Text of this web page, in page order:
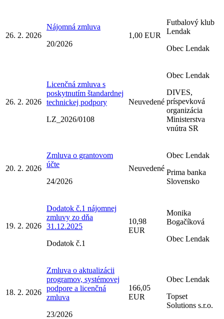
26. 2. 2026
Nájomná zmluva
20/2026
1,00 EUR
Futbalový klub
Lendak
Obec Lendak
26. 2. 2026
Licenčná zmluva s
poskytnutím štandardnej
technickej podpory
LZ_2026/0108
Neuvedené
Obec Lendak
DIVES,
príspevková
organizácia
Ministerstva
vnútra SR
20. 2. 2026
Zmluva o grantovom
účte
24/2026
Neuvedené
Obec Lendak
Prima banka
Slovensko
19. 2. 2026
Dodatok č.1 nájomnej
zmluvy zo dňa
31.12.2025
Dodatok č.1
10,98
EUR
Monika
Bogačíková
Obec Lendak
18. 2. 2026
Zmluva o aktualizácii
programov, systémovej
podpore a licenčná
zmluva
23/2026
166,05
EUR
Obec Lendak
Topset
Solutions s.r.o.